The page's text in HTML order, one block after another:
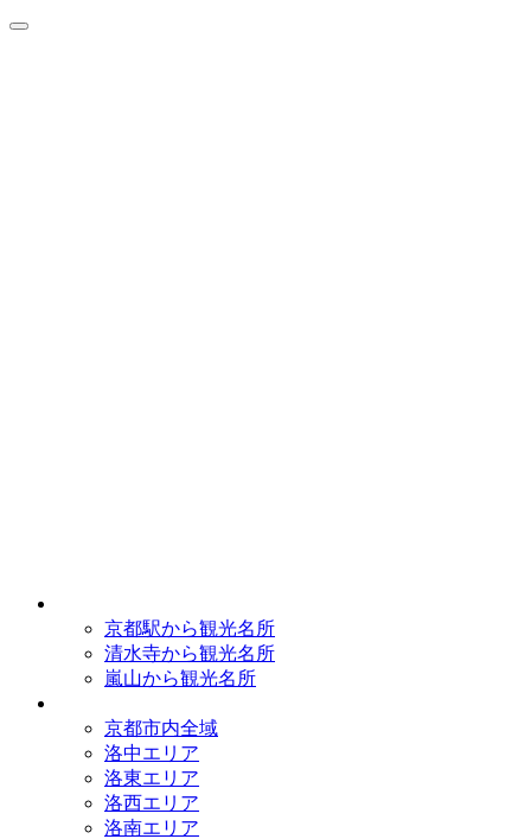
京都駅から観光名所
清水寺から観光名所
嵐山から観光名所
京都市内全域
洛中エリア
洛東エリア
洛西エリア
洛南エリア